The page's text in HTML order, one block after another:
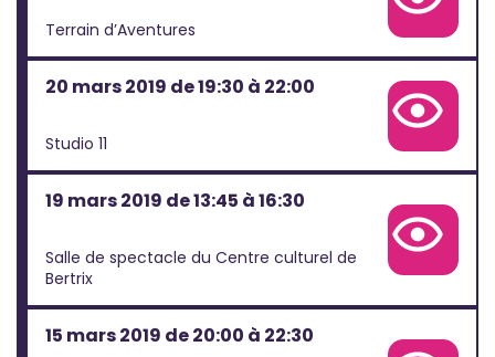
Terrain d’Aventures
Voir la fiche complète de cette projection
20 mars 2019 de 19:30 à 22:00
Studio 11
Voir la fiche complète de cette projection
19 mars 2019 de 13:45 à 16:30
Salle de spectacle du Centre culturel de
Bertrix
Voir la fiche complète de cette projection
15 mars 2019 de 20:00 à 22:30